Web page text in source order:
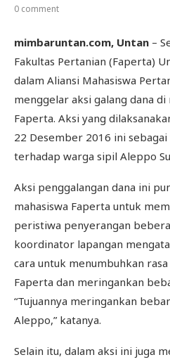
0 comment
mimbaruntan.com, Untan –
Fakultas Pertanian (Faperta)
dalam Aliansi Mahasiswa
menggelar aksi galang dana
Faperta. Aksi yang
22 Desember 2016 ini
terhadap warga sipil Aleppo
Aksi penggalangan dana ini
mahasiswa Faperta untuk
peristiwa penyerangan
koordinator lapangan
cara untuk menumbuhkan
Faperta dan meringankan
“Tujuannya meringankan
Aleppo,” katanya.
Selain itu, dalam aksi ini juga